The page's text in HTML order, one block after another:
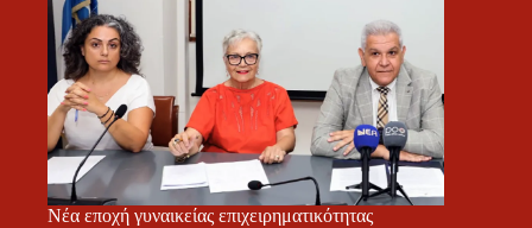
Νέα εποχή γυναικείας επιχειρηματικότητας